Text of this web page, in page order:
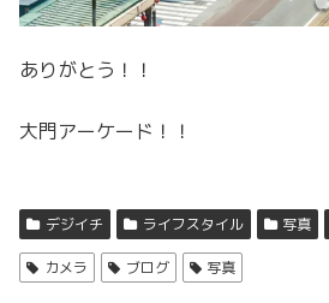
ありがとう！！
大門アーケード！！
デジイチ ライフスタイル 写真
カメラ ブログ 写真